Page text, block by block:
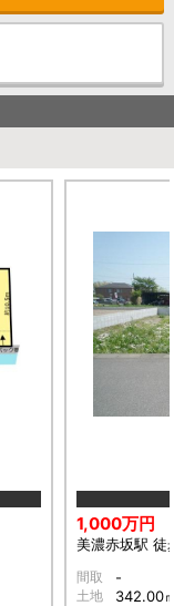
1,000万円
美濃赤坂駅 徒
間取 -
土地 342.00